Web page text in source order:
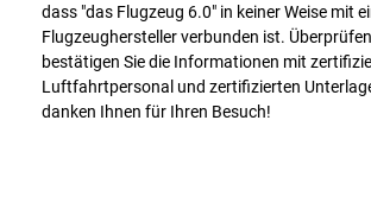
dass "das Flugzeug 6.0" in keiner Weise mit
Flugzeughersteller verbunden ist.
bestätigen Sie die Informationen mit
Luftfahrtpersonal und zertifizierten
danken Ihnen für Ihren Besuch!